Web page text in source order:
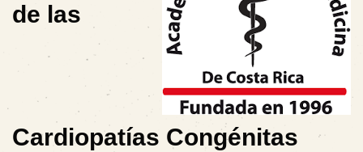
de las
Cardiopatías Congénitas